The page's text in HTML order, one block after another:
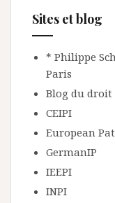
Sites et blog
* Philippe
Paris
Blog du droit
CEIPI
European
GermanIP
IEEPI
INPI